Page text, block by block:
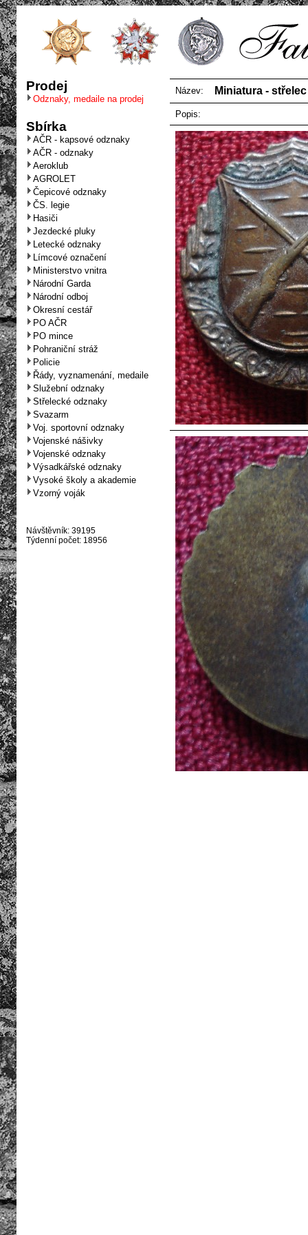
Prodej
Odznaky, medaile na prodej
Sbírka
AČR - kapsové odznaky
AČR - odznaky
Aeroklub
AGROLET
Čepicové odznaky
ČS. legie
Hasiči
Jezdecké pluky
Letecké odznaky
Límcové označení
Ministerstvo vnitra
Národní Garda
Národní odboj
Okresní cestář
PO AČR
PO mince
Pohraniční stráž
Policie
Řády, vyznamenání, medaile
Služební odznaky
Střelecké odznaky
Svazarm
Voj. sportovní odznaky
Vojenské nášivky
Vojenské odznaky
Výsadkářské odznaky
Vysoké školy a akademie
Vzorný voják
Návštěvník: 39195
Týdenní počet: 18956
Název: Miniatura -
Popis: